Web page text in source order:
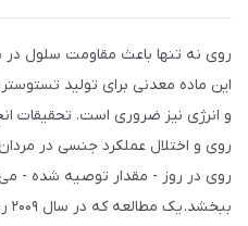
روی نه تنها باعث مقاومت سلول در
این ماده معدنی برای تولید
و انرژی نیز ضروری است. تحقیقات
روی در روز - مقدار توصیه شده -